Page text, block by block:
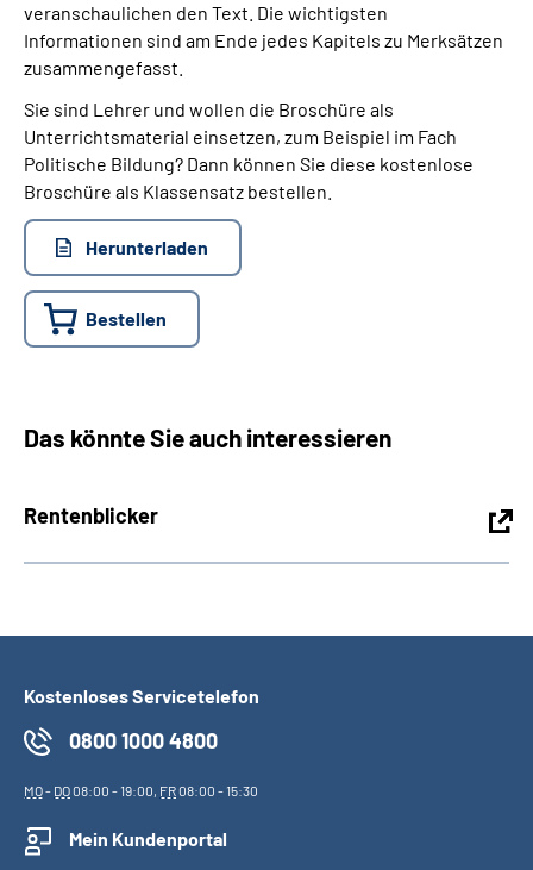
veranschaulichen den Text. Die wichtigsten
Informationen sind am Ende jedes Kapitels zu Merksätzen
zusammengefasst.
Sie sind Lehrer und wollen die Broschüre als
Unterrichtsmaterial einsetzen, zum Beispiel im Fach
Politische Bildung? Dann können Sie diese kostenlose
Broschüre als Klassensatz bestellen.
Herunterladen
Bestellen
Das könnte Sie auch interessieren
Rentenblicker
Kostenloses Servicetelefon
0800 1000 4800
MO- DO08:00 - 19:00, FR08:00 - 15:30
Mein Kundenportal